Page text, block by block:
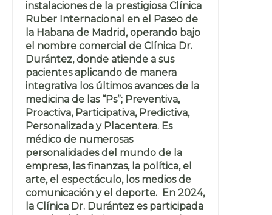
instalaciones de la prestigiosa Clínica
Ruber Internacional en el Paseo de
la Habana de Madrid, operando bajo
el nombre comercial de Clínica Dr.
Durántez, donde atiende a sus
pacientes aplicando de manera
integrativa los últimos avances de la
medicina de las “Ps”; Preventiva,
Proactiva, Participativa, Predictiva,
Personalizada y Placentera. Es
médico de numerosas
personalidades del mundo de la
empresa, las finanzas, la política, el
arte, el espectáculo, los medios de
comunicación y el deporte. En 2024,
la Clínica Dr. Durántez es participada